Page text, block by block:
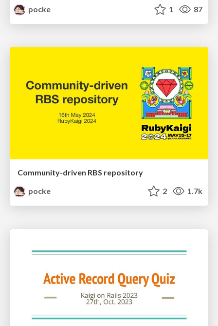
pocke
1 87
Community-driven RBS repository
pocke
2 1.7k